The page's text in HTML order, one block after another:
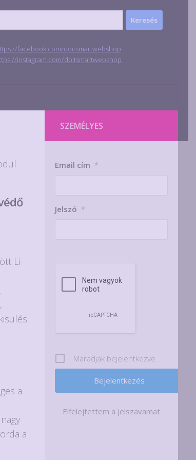
facebook.com/doitsmartwebshop
instagram.com/doitsmartwebshop
Li-
a
a
SZEMÉLYES
Email cím *
Jelszó *
Maradjak bejelentkezve
Elfelejtettem a jelszavamat